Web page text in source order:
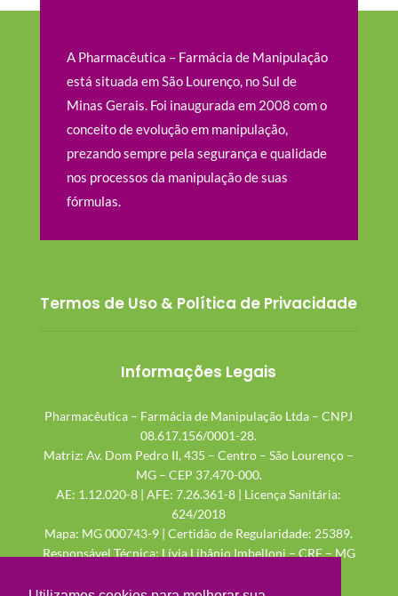
A Pharmacêutica – Farmácia de Manipulação
está situada em São Lourenço, no Sul de
Minas Gerais. Foi inaugurada em 2008 com o
conceito de evolução em manipulação,
prezando sempre pela segurança e qualidade
nos processos da manipulação de suas
fórmulas.
Termos de Uso & Política de Privacidade
Informações Legais
Pharmacêutica – Farmácia de Manipulação Ltda – CNPJ
08.617.156/0001-28.
Matriz: Av. Dom Pedro II, 435 – Centro – São Lourenço –
MG – CEP 37.470-000.
AE: 1.12.020-8 | AFE: 7.26.361-8 | Licença Sanitária:
624/2018
Mapa: MG 000743-9 | Certidão de Regularidade: 25389.
Responsável Técnica: Lívia Libânio Imbelloni – CRF – MG